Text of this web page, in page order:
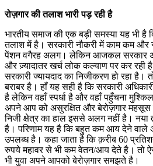
रोज़गार की तलाश भारी पड़ रही है
भारतीय समाज की एक बड़ी समस्या यह भी है
तलाश में है। सरकारी नौकरी में काम कम और
पेंशन वगैरह अलग। लेकिन आजकल सरकार
और ज़्यादातर खर्च लोक कल्याण पर कर रही
सरकारी ज्यायदाद का निजीकरण हो रहा है।
बराबर है। हाँ यह सही है कि सरकारी
है लेकिन वहाँ स्पर्धा है और वहाँ पहुँचना
अपने आप को असुरक्षित और बेरोज़गार महसूस
निजी क्षेत्र का हाल इससे अलग नहीं है। नया
है। परिणाम यह है कि बहुत कम आय देने वाले
उपलब्ध है। कहा जाता है कि क़रीब 60
रुपये महावर से भी कम वेतन/आय देते है। तो
भी युवा अपने आपको बेरोज़गार समझते है।